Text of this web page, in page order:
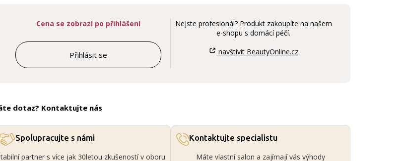
Cena se zobrazí po přihlášení
Přihlásit se
Nejste profesionál? Produkt zakoupíte na našem
e-shopu s domácí péčí.
navštívit BeautyOnline.cz
dotaz? Kontaktujte nás
Spolupracujte s námi
partner s více jak 30letou zkušeností v oboru
Kontaktujte specialistu
Máte vlastní salon a zajímají vás výhody